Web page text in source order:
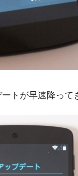
トが早速降って